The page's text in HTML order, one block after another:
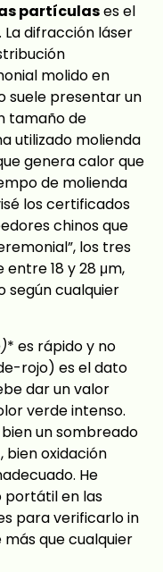
partículases el
difracción láser
molido en
suele presentar un
tamaño de
utilizado molienda
genera calor que
de molienda
los certificados
chinos que
los tres
18 y 28 μm,
según cualquier
* es rápido y no
rojo) es el dato
dar un valor
verde intenso.
un sombreado
bien oxidación
He
en las
para verificarlo in
más que cualquier